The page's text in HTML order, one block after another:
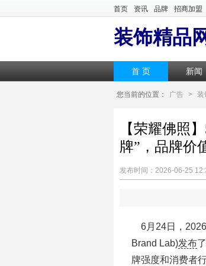
首页 资讯 品牌 招商加盟
装饰精品
首 页 新闻
您当前的位置： 广告 > 装
【荣耀佛照
牌”，品牌价
发布时间：2026-06-25
6月24日，2026
Brand Lab)发布
牌强度和消费者